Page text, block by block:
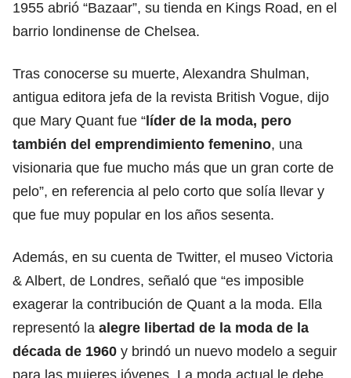
1955 abrió “Bazaar”, su tienda en Kings Road, en el
barrio londinense de Chelsea.
Tras conocerse su muerte, Alexandra Shulman,
antigua editora jefa de la revista British Vogue, dijo
que Mary Quant fue “líder de la moda, pero
también del emprendimiento femenino, una
visionaria que fue mucho más que un gran corte de
pelo”, en referencia al pelo corto que solía llevar y
que fue muy popular en los años sesenta.
Además, en su cuenta de Twitter, el museo Victoria
& Albert, de Londres, señaló que “es imposible
exagerar la contribución de Quant a la moda. Ella
representó la alegre libertad de la moda de la
década de 1960 y brindó un nuevo modelo a seguir
para las mujeres jóvenes. La moda actual le debe